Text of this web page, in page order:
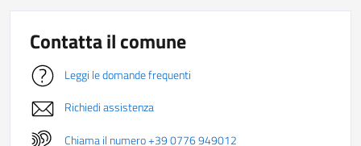
Contatta il comune
Leggi le domande frequenti
Richiedi assistenza
Chiama il numero +39 0776 949012